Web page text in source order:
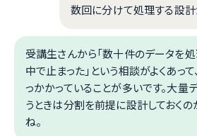
数回に分けて処理する設計
受講生さんから「数十件のデータを
中で止まった」という相談がよくあって
っかかっていることが多いです。大量
うときは分割を前提に設計しておく
ね。